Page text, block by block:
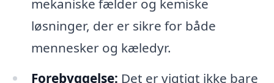
mekaniske fælder og kemiske
løsninger, der er sikre for både
mennesker og kæledyr.
Forebyggelse: Det er vigtigt ikke bare